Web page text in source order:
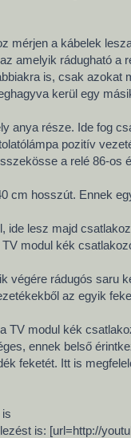
mérjen a kábelek
amelyik rádugható a
is, csak azokat
kerül egy
anya része. Ide fog
pozitív
a relé 86-os
cm hosszút. Ennek
lesz majd
modul kék
rádugós saru
az egyik
TV modul kék
ennek belső
feketét. Itt is
is: [url=http://